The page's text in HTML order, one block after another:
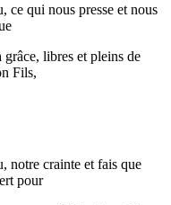
ce qui nous presse et nous
grâce, libres et pleins de
Fils,
notre crainte et fais que
pour